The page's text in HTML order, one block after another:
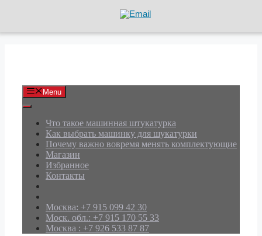
Menu
Что такое машинная штукатурка
Как выбрать машинку для шукатурки
Почему важно вовремя менять комплектующие
Магазин
Избранное
Контакты
Москва: +7 915 099 42 30
Моск. обл.: +7 915 170 55 33
Москва : +7 926 533 87 87